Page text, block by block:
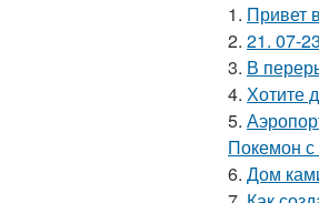
1. Привет
2. 21. 07-
3. В
4. Хотите
5.
Покемон с
6. Дом